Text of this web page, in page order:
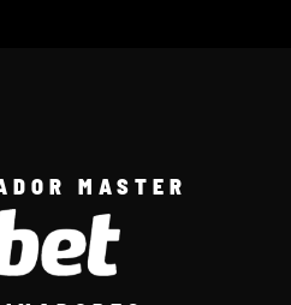
MASTER